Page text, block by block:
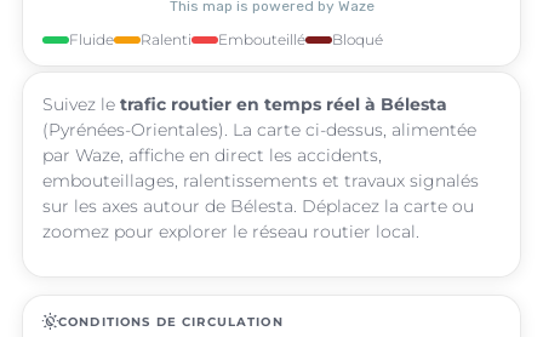
Fluide Ralenti Embouteillé Bloqué
Suivez le trafic routier en temps réel à Bélesta
(Pyrénées-Orientales). La carte ci-dessus, alimentée
par Waze, affiche en direct les accidents,
embouteillages, ralentissements et travaux signalés
sur les axes autour de Bélesta. Déplacez la carte ou
zoomez pour explorer le réseau routier local.
routineCONDITIONS DE CIRCULATION